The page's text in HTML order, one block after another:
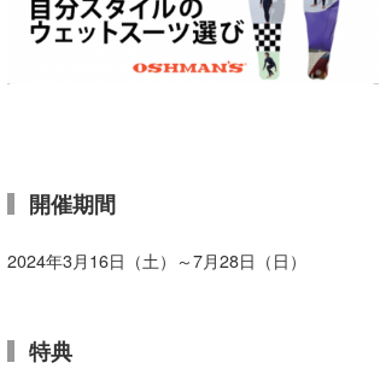
開催期間
2024年3月16日（土）～7月28日（日）
特典
Romisea